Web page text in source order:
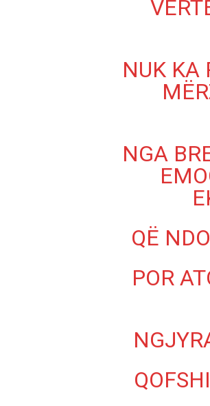
NUK KA
NGA
QË
POR